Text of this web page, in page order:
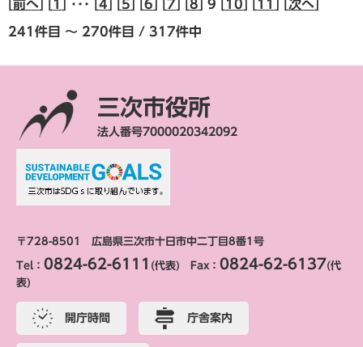
[前へ] [1 ] ･･･ [4] [5] [6] [7] [8] 9 [10] [11 ] [次へ]
241件目 ～ 270件目 / 317件中
三次市役所
法人番号7000020342092
〒728-8501 広島県三次市十日市中二丁目8番1号
Tel： 0824-62-6111 (代表) Fax： 0824-62-6137(代
表)
開庁時間 庁舎案内